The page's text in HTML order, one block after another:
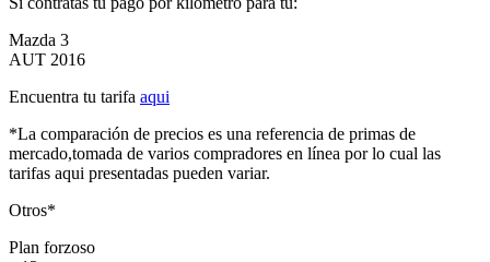
Mazda 3
AUT 2016
Encuentra tu tarifa aqui
*La comparación de precios es una referencia de primas de
mercado,tomada de varios compradores en línea por lo cual las
tarifas aqui presentadas pueden variar.
Otros*
Plan forzoso